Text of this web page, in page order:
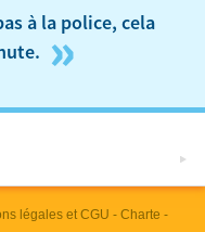
à la police, cela
»
légales et CGU - Charte -